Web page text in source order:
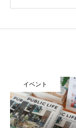
イベント